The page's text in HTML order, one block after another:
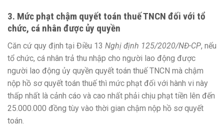
3. Mức phạt chậm quyết toán thuế TNCN đối với tổ
chức, cá nhân được ủy quyền
Căn cứ quy định tại Điều 13 Nghị định 125/2020/NĐ-CP, nếu
tổ chức, cá nhân trả thu nhập cho người lao động được
người lao động ủy quyền quyết toán thuế TNCN mà chậm
nộp hồ sơ quyết toán thuế thì mức phạt đối với hành vi này
thấp nhất là cảnh cáo và cao nhất phải chịu phạt tiền lên đến
25.000.000 đồng tùy vào thời gian chậm nộp hồ sơ quyết
toán.